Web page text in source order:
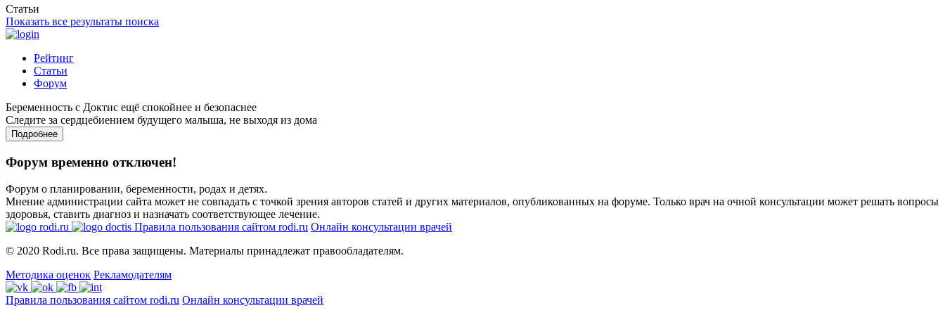
Статьи
Показать все результаты поиска
Рейтинг
Статьи
Форум
Беременность с Доктис ещё спокойнее и безопаснее
Следите за сердцебиением будущего малыша, не выходя из дома
Подробнее
Форум временно отключен!
Форум о планировании, беременности, родах и детях.
Мнение администрации сайта может не совпадать с точкой зрения авторов статей и других материалов, опубликованных на форуме. Только врач на очной консультации может решать вопросы
здоровья, ставить диагноз и назначать соответствующее лечение.
Правила пользования сайтом rodi.ru Онлайн консультации врачей
© 2020 Rodi.ru. Все права защищены. Материалы принадлежат правообладателям.
Методика оценок Рекламодателям
Правила пользования сайтом rodi.ru Онлайн консультации врачей